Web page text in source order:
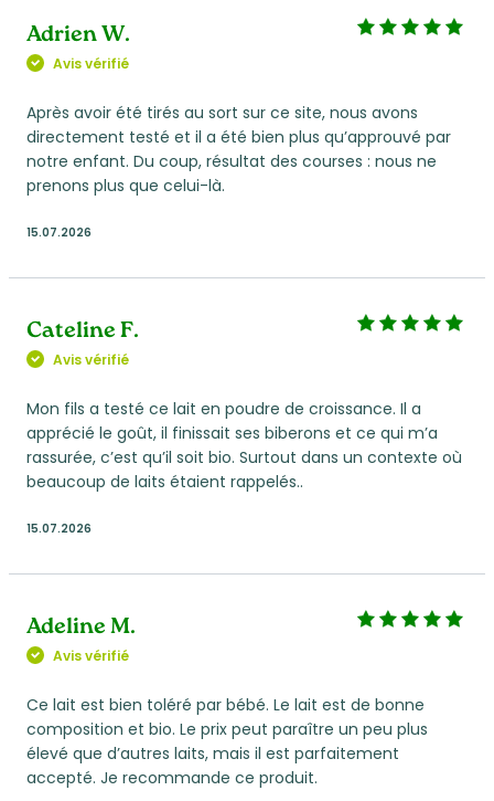
Sélénium (μg)
Manganèse (μg)
Adrien W.
Avis vérifié
Après avoir été tirés au sort sur ce site, nous avons
directement testé et il a été bien plus qu’approuvé par
notre enfant. Du coup, résultat des courses : nous ne
prenons plus que celui-là.
15.07.2026
Cateline F.
Avis vérifié
Mon fils a testé ce lait en poudre de croissance. Il a
apprécié le goût, il finissait ses biberons et ce qui m’a
rassurée, c’est qu’il soit bio. Surtout dans un contexte où
beaucoup de laits étaient rappelés..
15.07.2026
Adeline M.
Avis vérifié
Ce lait est bien toléré par bébé. Le lait est de bonne
composition et bio. Le prix peut paraître un peu plus
élevé que d’autres laits, mais il est parfaitement
accepté. Je recommande ce produit.